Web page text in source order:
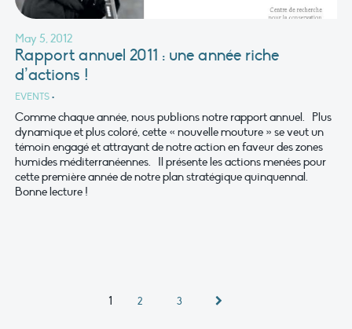
May 5, 2012
Rapport annuel 2011 : une année riche
d’actions !
EVENTS •
Comme chaque année, nous publions notre rapport annuel. Plus
dynamique et plus coloré, cette « nouvelle mouture » se veut un
témoin engagé et attrayant de notre action en faveur des zones
humides méditerranéennes. Il présente les actions menées pour
cette première année de notre plan stratégique quinquennal.
Bonne lecture !
1 2 3